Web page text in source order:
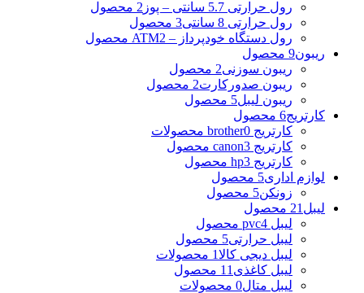
رول حرارتی 5.7 سانتی – پوز
2 محصول
رول حرارتی 8 سانتی
3 محصول
رول دستگاه خودپرداز – ATM 2 محصول
ریبون9 محصول
ریبون سوزنی2 محصول
ریبون صدورکارت2 محصول
ریبون لیبل5 محصول
کارتریج6 محصول
کارتریج brother 0 محصولات
کارتریج canon 3 محصول
کارتریج hp 3 محصول
لوازم اداری5 محصول
زونکن5 محصول
لیبل 21 محصول
لیبل pvc 4 محصول
لیبل حرارتی5 محصول
لیبل دیجی کالا1 محصولات
لیبل کاغذی 11 محصول
لیبل متال0 محصولات